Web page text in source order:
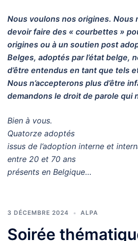
Nous voulons nos origines. Nous
devoir faire des « courbettes »
origines ou à un soutien post
Belges, adoptés par l’état belge,
d’être entendus en tant que tels
Nous n’accepterons plus d’être
demandons le droit de parole qui
Bien à vous.
Quatorze adoptés
issus de l’adoption interne et
entre 20 et 70 ans
présents en Belgique…
3 DÉCEMBRE 2024 ALPA
Soirée